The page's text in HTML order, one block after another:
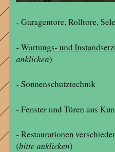
- Garagentore, Rolltore,
- Wartungs- und
anklicken)
- Sonnenschutztechnik
- Fenster und Türen aus
- Restaurationen
(bitte anklicken)